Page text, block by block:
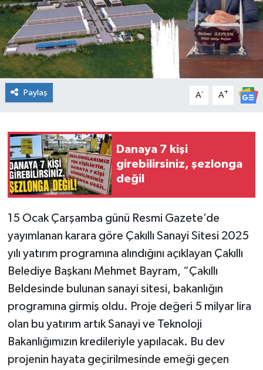
Paylaş A- A+
Danaya 7 kişi
girebilirsiniz, şezlonga
değil
15 Ocak Çarşamba günü Resmi Gazete’de
yayımlanan karara göre Çakıllı Sanayi Sitesi 2025
yılı yatırım programına alındığını açıklayan Çakıllı
Belediye Başkanı Mehmet Bayram, “Çakıllı
Beldesinde bulunan sanayi sitesi, bakanlığın
programına girmiş oldu. Proje değeri 5 milyar lira
olan bu yatırım artık Sanayi ve Teknoloji
Bakanlığımızın kredileriyle yapılacak. Bu dev
projenin hayata geçirilmesinde emeği geçen
Yaşam